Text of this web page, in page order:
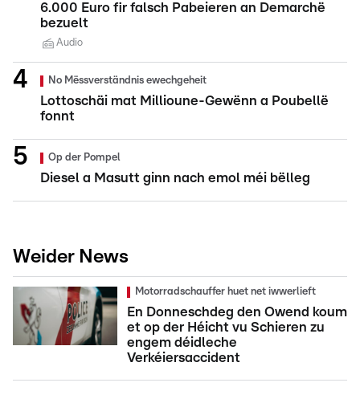
6.000 Euro fir falsch Pabeieren an Demarchë
bezuelt
Audio
No Mëssverständnis ewechgeheit
Lottoschäi mat Millioune-Gewënn a Poubellë
fonnt
Op der Pompel
Diesel a Masutt ginn nach emol méi bëlleg
Weider News
Motorradschauffer huet net iwwerlieft
En Donneschdeg den Owend koum
et op der Héicht vu Schieren zu
engem déidleche
Verkéiersaccident